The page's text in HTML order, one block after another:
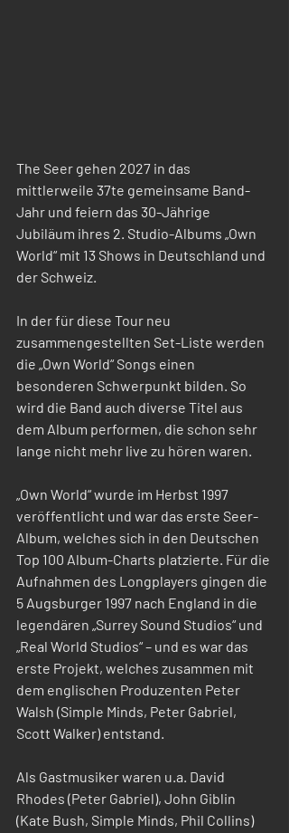
The Seer gehen 2027 in das
mittlerweile 37te gemeinsame Band-
Jahr und feiern das 30-Jährige
Jubiläum ihres 2. Studio-Albums „Own
World“ mit 13 Shows in Deutschland und
der Schweiz.
In der für diese Tour neu
zusammengestellten Set-Liste werden
die „Own World“ Songs einen
besonderen Schwerpunkt bilden. So
wird die Band auch diverse Titel aus
dem Album performen, die schon sehr
lange nicht mehr live zu hören waren.
„Own World“ wurde im Herbst 1997
veröffentlicht und war das erste Seer-
Album, welches sich in den Deutschen
Top 100 Album-Charts platzierte. Für die
Aufnahmen des Longplayers gingen die
5 Augsburger 1997 nach England in die
legendären „Surrey Sound Studios“ und
„Real World Studios“ – und es war das
erste Projekt, welches zusammen mit
dem englischen Produzenten Peter
Walsh (Simple Minds, Peter Gabriel,
Scott Walker) entstand.
Als Gastmusiker waren u.a. David
Rhodes (Peter Gabriel), John Giblin
(Kate Bush, Simple Minds, Phil Collins)